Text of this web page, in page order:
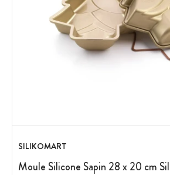
SILIKOMART
Moule Silicone Sapin 28 x 20 cm